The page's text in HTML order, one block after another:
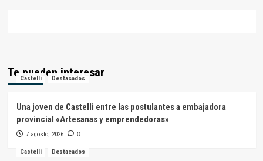
Te pueden interesar
Castelli Destacados
Una joven de Castelli entre las postulantes a embajadora
provincial «Artesanas y emprendedoras»
7 agosto, 2026 0
Castelli Destacados